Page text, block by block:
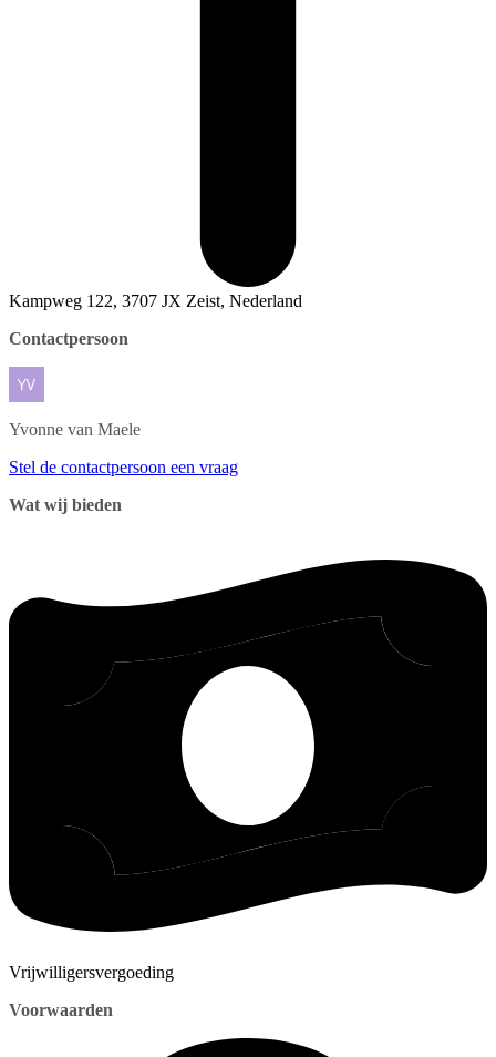
Kampweg 122, 3707 JX Zeist, Nederland
Contactpersoon
Yvonne van Maele
Stel de contactpersoon een vraag
Wat wij bieden
Vrijwilligersvergoeding
Voorwaarden